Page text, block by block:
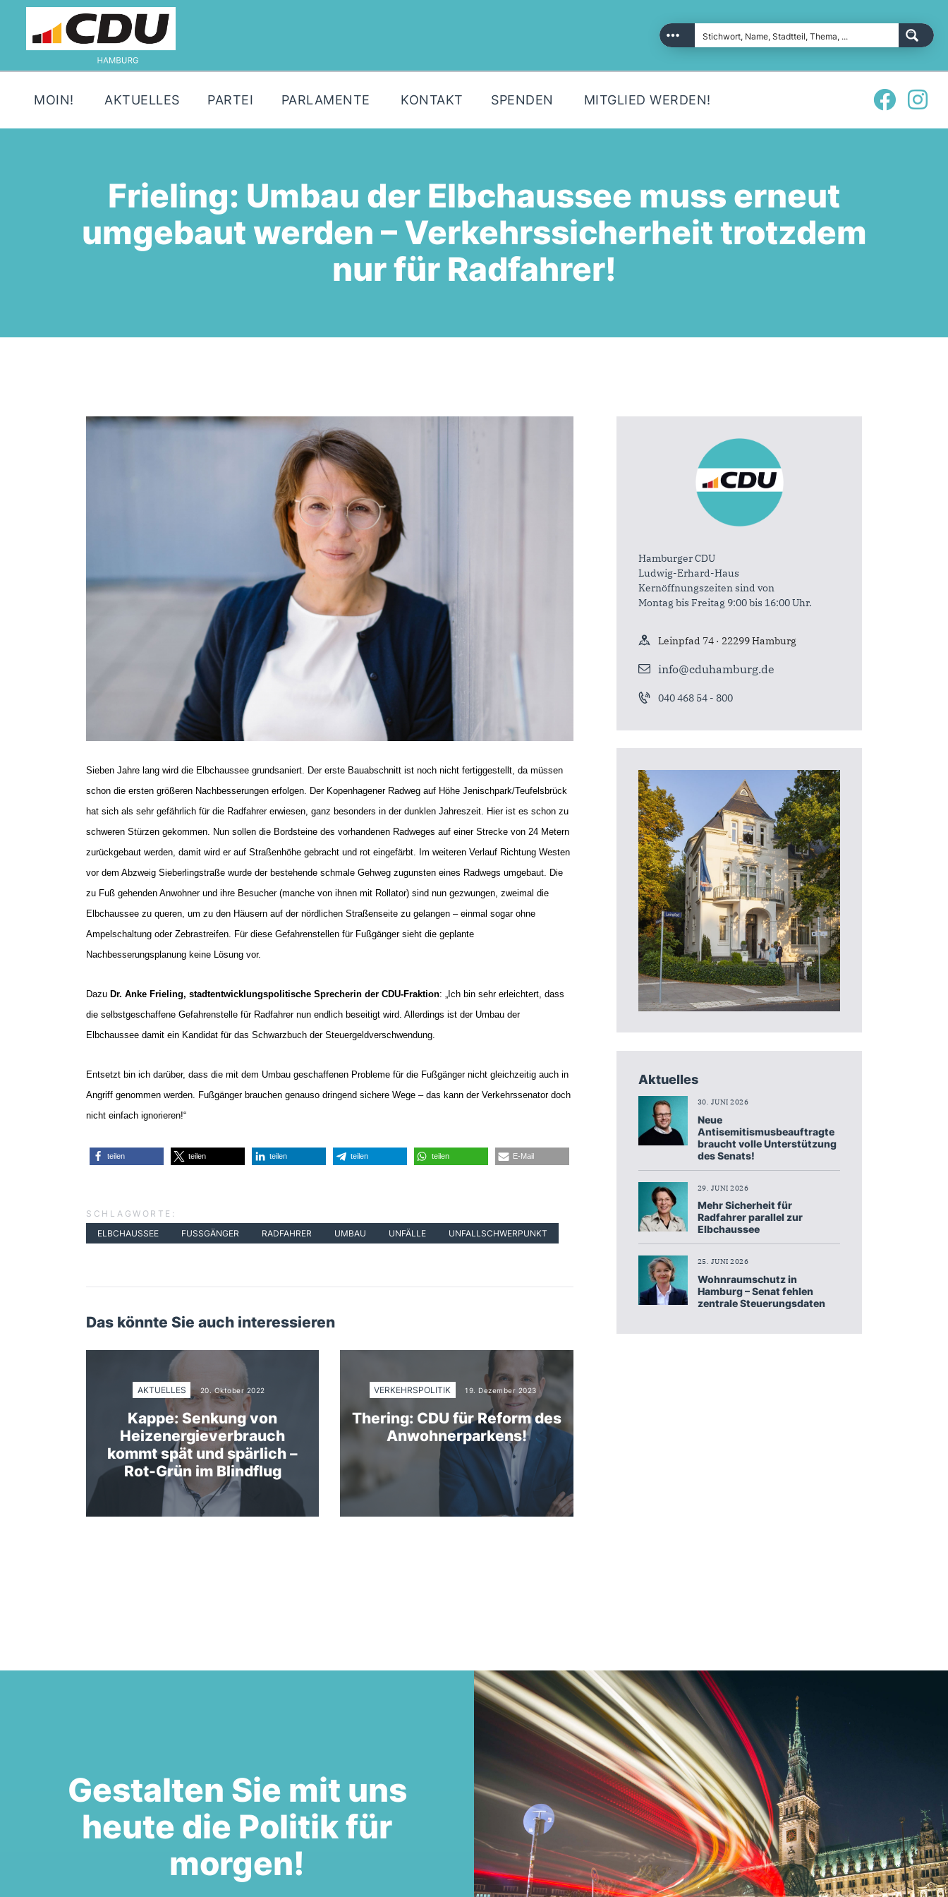
MOIN! AKTUELLES PARTEI PARLAMENTE KONTAKT SPENDEN MITGLIED WERDEN!
Frieling: Umbau der Elbchaussee muss erneut
umgebaut werden – Verkehrssicherheit trotzdem
nur für Radfahrer!
PARTEI
PARLAMENTE
MITGLIED WERDEN!
Sieben Jahre lang wird die Elbchaussee grundsaniert. Der erste Bauabschnitt ist noch nicht fertiggestellt, da müssen
schon die ersten größeren Nachbesserungen erfolgen. Der Kopenhagener Radweg auf Höhe Jenischpark/Teufelsbrück
hat sich als sehr gefährlich für die Radfahrer erwiesen, ganz besonders in der dunklen Jahreszeit. Hier ist es schon zu
schweren Stürzen gekommen. Nun sollen die Bordsteine des vorhandenen Radweges auf einer Strecke von 24 Metern
zurückgebaut werden, damit wird er auf Straßenhöhe gebracht und rot eingefärbt. Im weiteren Verlauf Richtung Westen
vor dem Abzweig Sieberlingstraße wurde der bestehende schmale Gehweg zugunsten eines Radwegs umgebaut. Die
zu Fuß gehenden Anwohner und ihre Besucher (manche von ihnen mit Rollator) sind nun gezwungen, zweimal die
Elbchaussee zu queren, um zu den Häusern auf der nördlichen Straßenseite zu gelangen – einmal sogar ohne
Ampelschaltung oder Zebrastreifen. Für diese Gefahrenstellen für Fußgänger sieht die geplante
Nachbesserungsplanung keine Lösung vor.
Dazu Dr. Anke Frieling, stadtentwicklungspolitische Sprecherin der CDU-Fraktion: „Ich bin sehr erleichtert, dass
die selbstgeschaffene Gefahrenstelle für Radfahrer nun endlich beseitigt wird. Allerdings ist der Umbau der
Elbchaussee damit ein Kandidat für das Schwarzbuch der Steuergeldverschwendung.
Entsetzt bin ich darüber, dass die mit dem Umbau geschaffenen Probleme für die Fußgänger nicht gleichzeitig auch in
Angriff genommen werden. Fußgänger brauchen genauso dringend sichere Wege – das kann der Verkehrssenator doch
nicht einfach ignorieren!“
teilen teilen teilen teilen teilen E-Mail
SCHLAGWORTE:
ELBCHAUSSEE
FUSSGÄNGER RADFAHRER UMBAU UNFÄLLE UNFALLSCHWERPUNKT
Das könnte Sie auch interessieren
AKTUELLES 20. Oktober 2022
Kappe: Senkung von
Heizenergieverbrauch
kommt spät und spärlich –
Rot-Grün im Blindflug
VERKEHRSPOLITIK 19. Dezember 2023
Thering: CDU für Reform des
Anwohnerparkens!
Hamburger CDU
Ludwig-Erhard-Haus
Kernöffnungszeiten sind von
Montag bis Freitag 9:00 bis 16:00 Uhr.
Leinpfad 74 · 22299 Hamburg
info@cduhamburg.de
040 468 54 - 800
Aktuelles
Neue
Antisemitismusbeauftragte
braucht volle Unterstützung
des Senats!
30. JUNI 2026
Mehr Sicherheit für
Radfahrer parallel zur
Elbchaussee
29. JUNI 2026
Wohnraumschutz in
Hamburg – Senat fehlen
zentrale Steuerungsdaten
25. JUNI 2026
Gestalten Sie mit uns
heute die Politik für
morgen!